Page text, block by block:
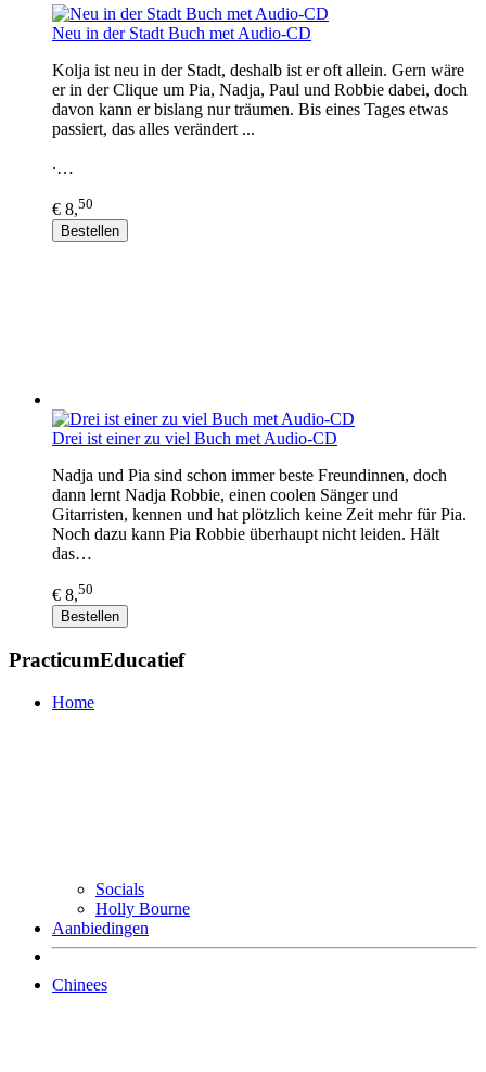
Neu in der Stadt Buch met Audio-CD
Kolja ist neu in der Stadt, deshalb ist er oft allein. Gern wäre
er in der Clique um Pia, Nadja, Paul und Robbie dabei, doch
davon kann er bislang nur träumen. Bis eines Tages etwas
passiert, das alles verändert ...
∙…
€ 8,50
Bestellen
Drei ist einer zu viel Buch met Audio-CD
Nadja und Pia sind schon immer beste Freundinnen, doch
dann lernt Nadja Robbie, einen coolen Sänger und
Gitarristen, kennen und hat plötzlich keine Zeit mehr für Pia.
Noch dazu kann Pia Robbie überhaupt nicht leiden. Hält
das…
€ 8,50
Bestellen
PracticumEducatief
Home
Socials
Holly Bourne
Aanbiedingen
Chinees